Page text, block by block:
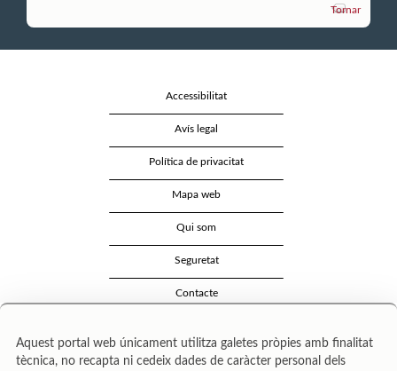
Tornar
Accessibilitat
Avís legal
Política de privacitat
Mapa web
Qui som
Seguretat
Contacte
Aquest portal web únicament utilitza galetes pròpies amb finalitat
tècnica, no recapta ni cedeix dades de caràcter personal dels